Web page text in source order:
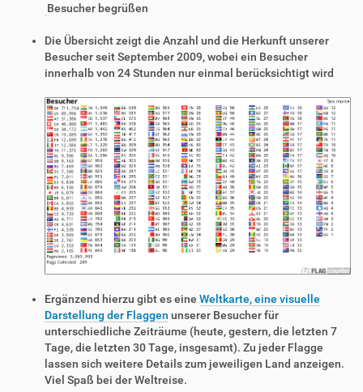
Besucher begrüßen
Die Übersicht zeigt die Anzahl und die Herkunft unserer
Besucher seit September 2009, wobei ein Besucher
innerhalb von 24 Stunden nur einmal berücksichtigt wird
Ergänzend hierzu gibt es eine Weltkarte, eine visuelle
Darstellung der Flaggen unserer Besucher für
unterschiedliche Zeiträume (heute, gestern, die letzten 7
Tage, die letzten 30 Tage, insgesamt). Zu jeder Flagge
lassen sich weitere Details zum jeweiligen Land anzeigen.
Viel Spaß bei der Weltreise.